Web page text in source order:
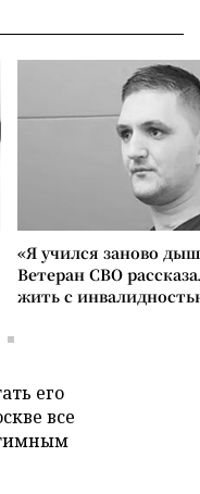
«Я учился заново
Ветеран СВО
жить с
его
все